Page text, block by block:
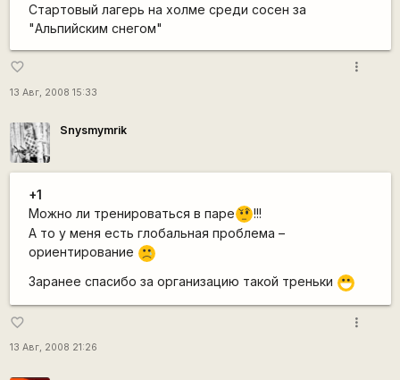
Стартовый лагерь на холме среди сосен за
"Альпийским снегом"
favorite_border
13 Авг, 2008 15:33
more_vert
Snysmymrik
+1
Можно ли тренироваться в паре???!!!
А то у меня есть глобальная проблема –
ориентирование :'(
Заранее спасибо за организацию такой треньки :D
favorite_border
13 Авг, 2008 21:26
more_vert